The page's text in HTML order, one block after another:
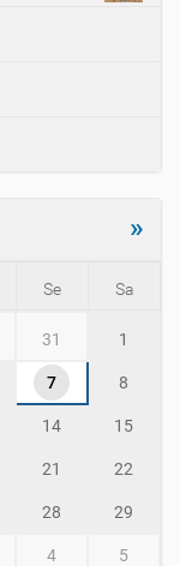
»
Se Sa
31 1
7 8
14 15
21 22
28 29
4 5